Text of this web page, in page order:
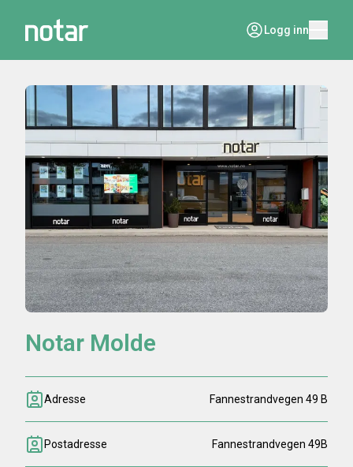
Logg inn
Notar Molde
Adresse Fannestrandvegen 49 B
Postadresse Fannestrandvegen 49B